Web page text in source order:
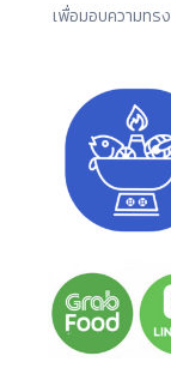
เพื่อมอบความทร